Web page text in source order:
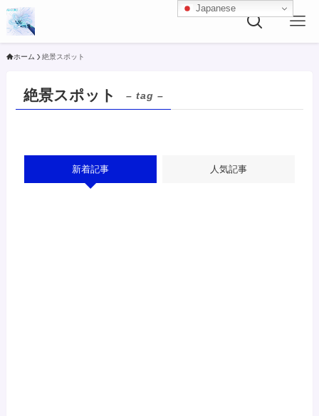
ホーム 絶景スポット
絶景スポット – tag –
新着記事 人気記事
Japanese